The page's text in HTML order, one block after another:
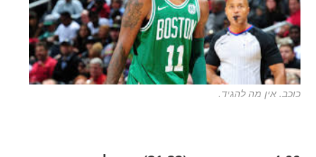
כוכב. אין מה להגיד.